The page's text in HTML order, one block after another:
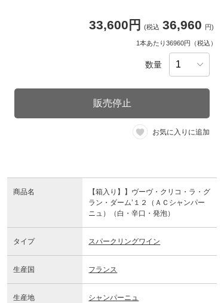
33,600円 (税込 36,960 円)
1本あたり36960円（税込）
数量
販売停止
お気に入りに追加
商品名
【箱入り】】ヴーヴ・クリコ・ラ・グ
ラン・ダーム’１２（ＡＣシャンパー
ニュ）（白・辛口・発泡）
タイプ スパークリングワイン
生産国 フランス
生産地 シャンパーニュ